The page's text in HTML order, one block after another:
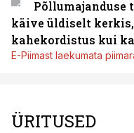
Põllumajanduse
käive üldiselt
kahekordistus kui
E-Piimast laekumata
ÜRITUSED